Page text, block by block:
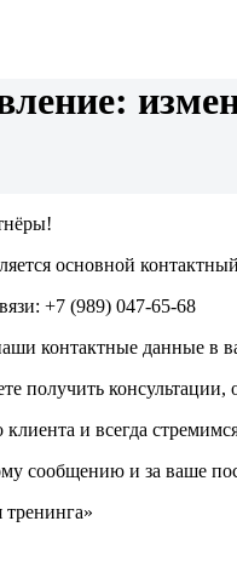
основной
+7 (989) 047-65-68
контактные данные в
получить консультации,
и всегда
сообщению и за ваше